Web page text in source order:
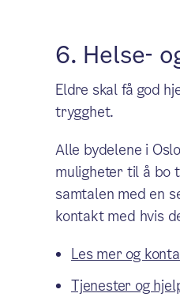
6. Helse-
Eldre skal få god
trygghet.
Alle bydelene i
muligheter til å bo
samtalen med en
kontakt med hvis
Les mer og
Tjenester og